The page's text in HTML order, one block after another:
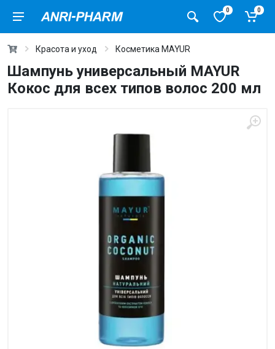
0 0
Красота и уход Косметика MAYUR
Шампунь универсальный MAYUR
Кокос для всех типов волос 200 мл